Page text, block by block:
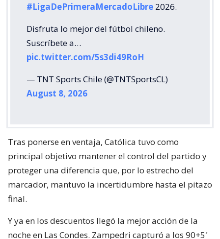
#LigaDePrimeraMercadoLibre 2026.
Disfruta lo mejor del fútbol chileno.
Suscríbete a…
pic.twitter.com/5s3di49RoH
— TNT Sports Chile (@TNTSportsCL)
August 8, 2026
Tras ponerse en ventaja, Católica tuvo como
principal objetivo mantener el control del partido y
proteger una diferencia que, por lo estrecho del
marcador, mantuvo la incertidumbre hasta el pitazo
final.
Y ya en los descuentos llegó la mejor acción de la
noche en Las Condes. Zampedri capturó a los 90+5′